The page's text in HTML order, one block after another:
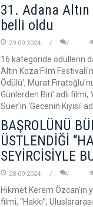
31. Adana Altın
belli oldu
29-09-2024
16 kategoride ödüllerin
Altın Koza Film
Ödülü', Murat
Günlerden Biri' adlı filmi,
Süer’in 'Gecenin Kıyısı'
BAŞROLÜNÜ
ÜSTLENDİĞİ
SEYİRCİSİYLE
28-09-2024
Hikmet Kerem
filmi, “Hakkı”,